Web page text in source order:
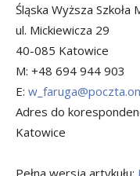
Śląska Wyższa
ul. Mickiewicza 29
40-085 Katowice
M: +48 694 944 903
E:
Adres do
Katowice
Pełna wersja artykułu: